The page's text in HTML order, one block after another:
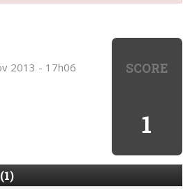
SCORE
1
2013 - 17h06